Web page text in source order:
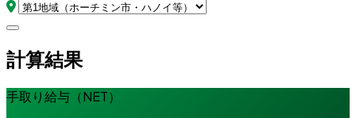
計算結果
手取り給与（NET）